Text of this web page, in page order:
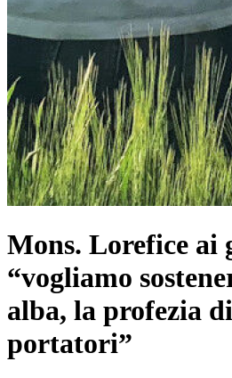
Mons. Lorefice ai
“vogliamo
alba, la profezia
portatori”